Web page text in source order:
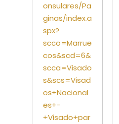
onsulares/Pa
ginas/index.a
spx?
scco=Marrue
cos&scd=6&
scca=Visado
s&scs=Visad
os+Nacional
es+-
+Visado+par